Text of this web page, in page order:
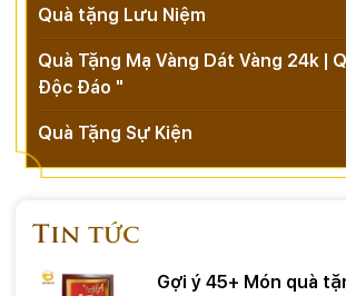
Quà tặng Lưu Niệm
Quà Tặng Mạ Vàng Dát Vàng 24k |
Độc Đáo "
Quà Tặng Sự Kiện
Tin tức
Gợi ý 45+ Món quà